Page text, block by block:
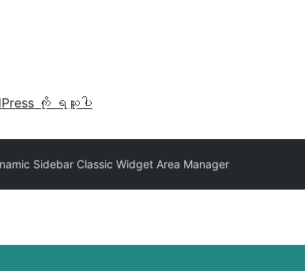
ကို ရယူပါ
Sidebar Classic Widget Area Manager